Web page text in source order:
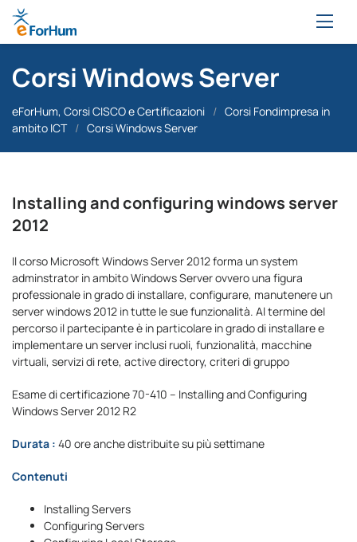
Corsi Windows Server
eForHum, Corsi CISCO e Certificazioni / Corsi Fondimpresa in
ambito ICT / Corsi Windows Server
Installing and configuring windows server
2012
Il corso Microsoft Windows Server 2012 forma un system
adminstrator in ambito Windows Server ovvero una figura
professionale in grado di installare, configurare, manutenere un
server windows 2012 in tutte le sue funzionalità. Al termine del
percorso il partecipante è in particolare in grado di installare e
implementare un server inclusi ruoli, funzionalità, macchine
virtuali, servizi di rete, active directory, criteri di gruppo
Esame di certificazione 70-410 – Installing and Configuring
Windows Server 2012 R2
Durata : 40 ore anche distribuite su più settimane
Contenuti
Installing Servers
Configuring Servers